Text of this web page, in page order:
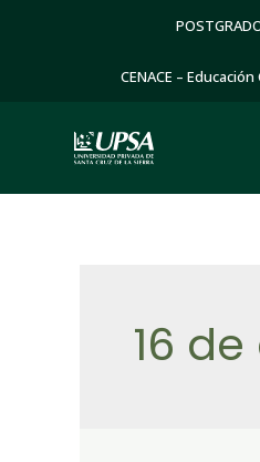
CENACE –
16